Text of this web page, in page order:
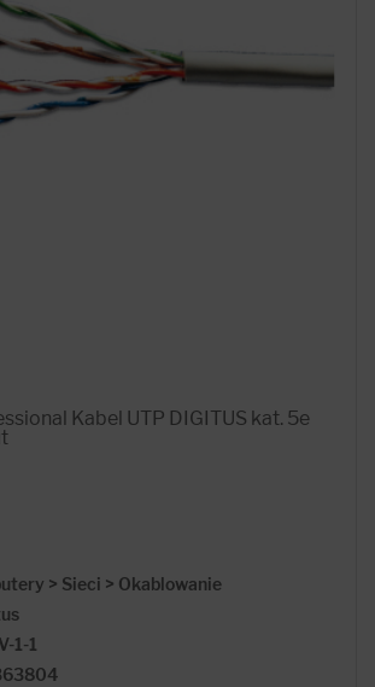
Kabel UTP DIGITUS kat. 5e
> Sieci > Okablowanie
1-1